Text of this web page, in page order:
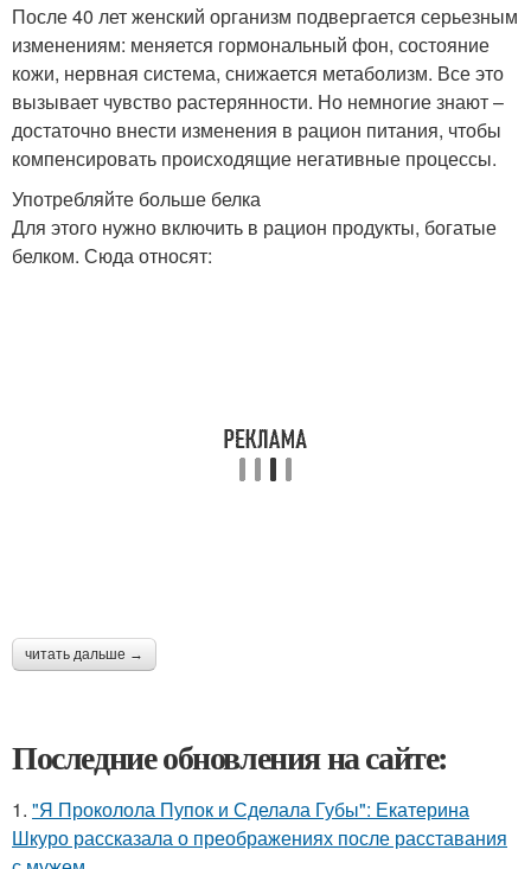
После 40 лет женский организм подвергается серьезным
изменениям: меняется гормональный фон, состояние
кожи, нервная система, снижается метаболизм. Все это
вызывает чувство растерянности. Но немногие знают –
достаточно внести изменения в рацион питания, чтобы
компенсировать происходящие негативные процессы.
Употребляйте больше белка
Для этого нужно включить в рацион продукты, богатые
белком. Сюда относят:
читать дальше →
Последние обновления на сайте:
1. "Я Проколола Пупок и Сделала Губы": Екатерина
Шкуро рассказала о преображениях после расставания